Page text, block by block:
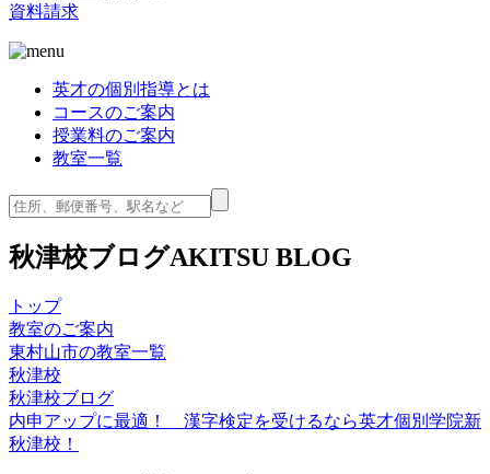
資料請求
英才の個別指導とは
コースのご案内
授業料のご案内
教室一覧
秋津校ブログAKITSU BLOG
トップ
教室のご案内
東村山市の教室一覧
秋津校
秋津校ブログ
内申アップに最適！ 漢字検定を受けるなら英才個別学院新
秋津校！